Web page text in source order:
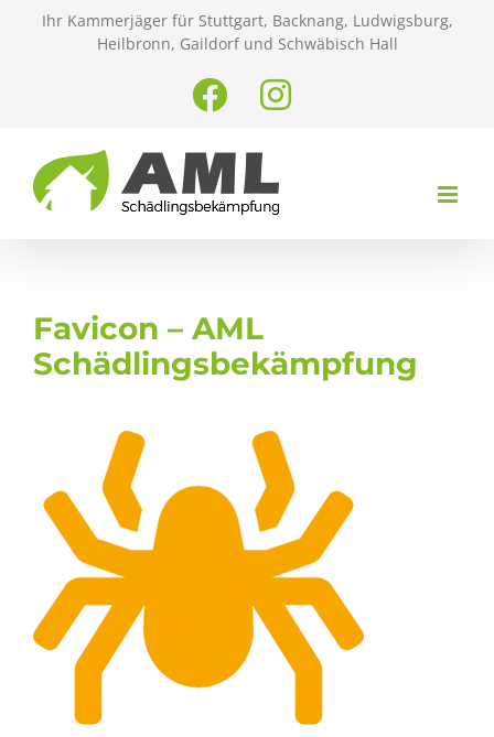
Ihr Kammerjäger für Stuttgart, Backnang, Ludwigsburg,
Heilbronn, Gaildorf und Schwäbisch Hall
FacebookInstagram
Favicon – AML
Schädlingsbekämpfung